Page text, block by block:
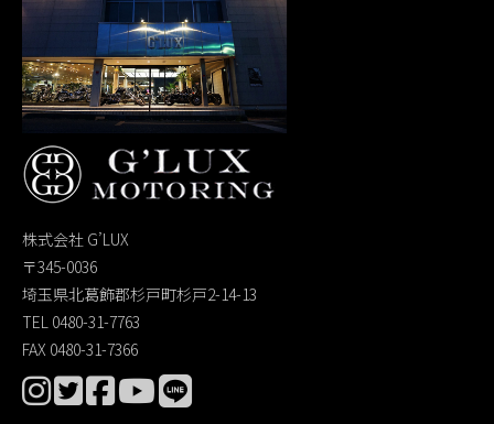
株式会社 G’LUX
〒345-0036
埼玉県北葛飾郡杉戸町杉戸2-14-13
TEL 0480-31-7763
FAX 0480-31-7366